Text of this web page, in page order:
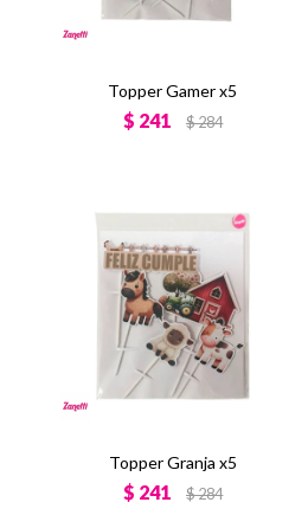
Topper Gamer x5
$ 241 $284
Topper Granja x5
$ 241 $284